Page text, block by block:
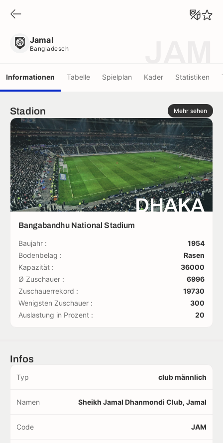
Jamal
Bangladesch
Informationen Tabelle Spielplan Kader Statistiken
Stadion Mehr sehen
DHAKA
Bangabandhu National Stadium
Baujahr :
1954
Bodenbelag :
Rasen
Kapazität :
36000
Ø Zuschauer :
6996
Zuschauerrekord :
19730
Wenigsten Zuschauer :
300
Auslastung in Prozent :
20
Infos
Typ club männlich
Namen Sheikh Jamal Dhanmondi Club, Jamal
Code JAM